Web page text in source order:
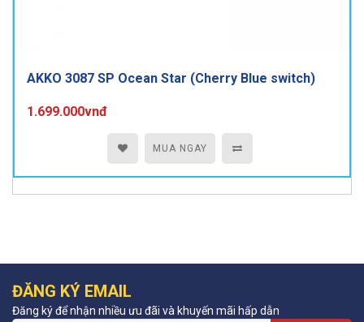
AKKO 3087 SP Ocean Star (Cherry Blue switch)
1.699.000vnđ
MUA NGAY
ĐĂNG KÝ EMAIL
Đăng ký để nhận nhiều ưu đãi và khuyến mãi hấp dẫn